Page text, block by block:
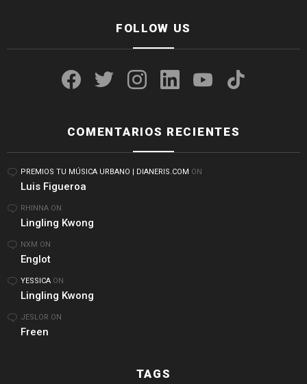
FOLLOW US
COMENTARIOS RECIENTES
PREMIOS TU MÚSICA URBANO | DIANERIS.COM ON
Luis Figueroa
RHINNA ON
Lingling Kwong
NXM ON
Englot
YESSICA ON
Lingling Kwong
JESLOR ON
Freen
TAGS